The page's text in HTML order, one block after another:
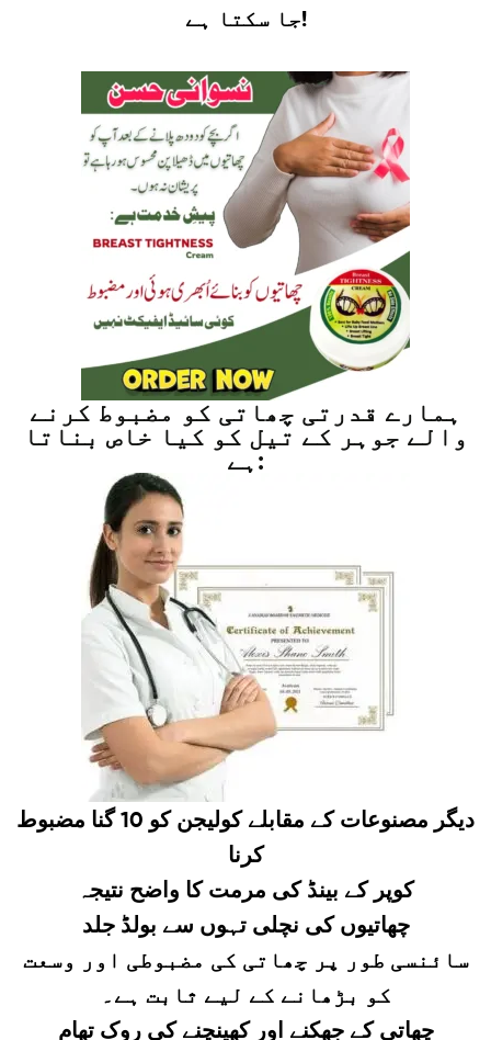
جا سکتا ہے!
ہمارے قدرتی چھاتی کو مضبوط کرنے
والے جوہر کے تیل کو کیا خاص بناتا
ہے:
دیگر مصنوعات کے مقابلے کولیجن کو 10 گنا مضبوط
کرنا
کوپر کے بینڈ کی مرمت کا واضح نتیجہ
چھاتیوں کی نچلی تہوں سے بولڈ جلد
سائنسی طور پر چھاتی کی مضبوطی اور وسعت
کو بڑھانے کے لیے ثابت ہے۔
چھاتی کے جھکنے اور کھینچنے کی روک تھام